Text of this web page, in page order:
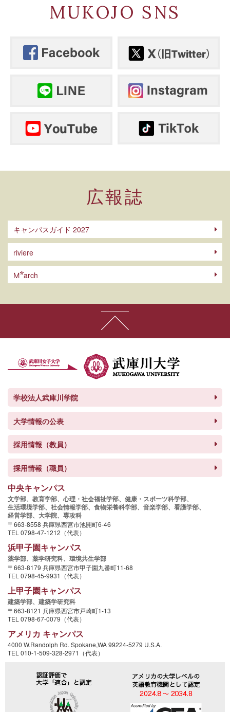
MUKOJO SNS
広報誌
キャンパスガイド 2027
riviere
M arch
学校法人武庫川学院
大学情報の公表
採用情報（教員）
採用情報（職員）
中央キャンパス
文学部、 教育学部、 心理・社会福祉学部、 健康・スポーツ科学部、
生活環境学部、 社会情報学部、 食物栄養科学部、 音楽学部、 看護学部、
経営学部、 大学院、 専攻科
〒663-8558 兵庫県西宮市池開町6-46
TEL 0798-47-1212（代表）
浜甲子園キャンパス
薬学部、 薬学研究科、 環境共生学部
〒663-8179 兵庫県西宮市甲子園九番町11-68
TEL 0798-45-9931（代表）
上甲子園キャンパス
建築学部、 建築学研究科
〒663-8121 兵庫県西宮市戸崎町1-13
TEL 0798-67-0079（代表）
アメリカ キャンパス
4000 W.Randolph Rd. Spokane,WA 99224-5279 U.S.A.
TEL 010-1-509-328-2971（代表）